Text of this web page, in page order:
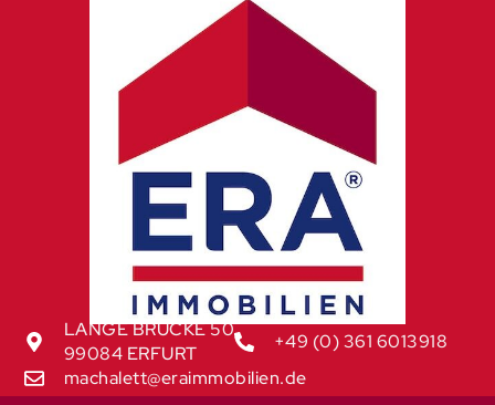
LANGE BRÜCKE 50
99084 ERFURT
+49 (0) 361 6013918
machalett@eraimmobilien.de